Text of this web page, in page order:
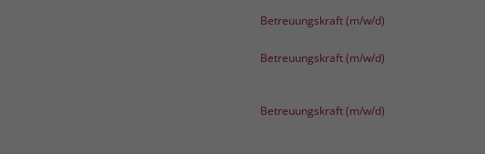
Betreuungskraft (m/w/d)
Betreuungskraft (m/w/d)
Betreuungskraft (m/w/d)